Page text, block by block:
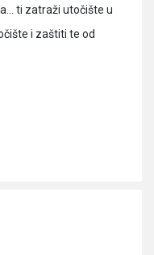
ti zatraži utočište u
i zaštiti te od